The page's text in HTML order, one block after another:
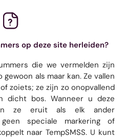
op deze site herleiden?
die we vermelden zijn
als maar kan. Ze vallen
zoiets; ze zijn zo onopvallend
dicht bos. Wanneer u deze
ze eruit als elk ander
speciale markering of
naar TempSMSS. U kunt